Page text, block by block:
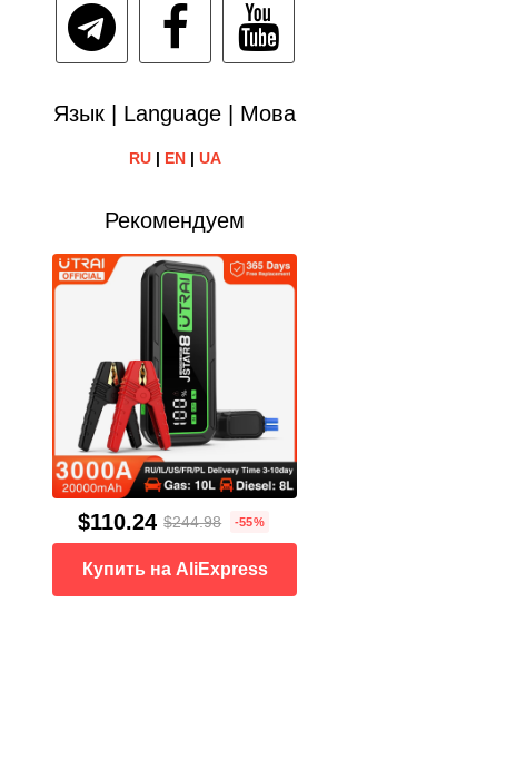
Язык | Language | Мова
RU| EN| UA
Рекомендуем
$110.24 $244.98 -55%
Купить на AliExpress